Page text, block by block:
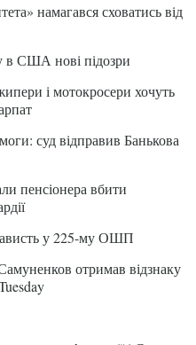
намагався сховатись від
США нові підозри
і мотокросери хочуть
суд відправив Банькова
пенсіонера вбити
у 225-му ОШП
отримав відзнаку